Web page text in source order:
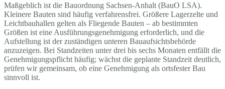
Maßgeblich ist die Bauordnung Sachsen-Anhalt (BauO LSA).
Kleinere Bauten sind häufig verfahrensfrei. Größere Lagerzelte und
Leichtbauhallen gelten als Fliegende Bauten – ab bestimmten
Größen ist eine Ausführungsgenehmigung erforderlich, und die
Aufstellung ist der zuständigen unteren Bauaufsichtsbehörde
anzuzeigen. Bei Standzeiten unter drei bis sechs Monaten entfällt die
Genehmigungspflicht häufig; wächst die geplante Standzeit deutlich,
prüfen wir gemeinsam, ob eine Genehmigung als ortsfester Bau
sinnvoll ist.